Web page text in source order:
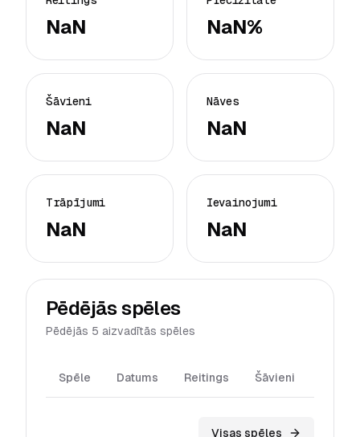
NaN NaN%
Šāvieni
NaN
Nāves
NaN
Trāpījumi
NaN
Ievainojumi
NaN
Pēdējās spēles
Pēdējās 5 aizvadītās spēles
Spēle Datums Reitings Šāvieni
Visas spēles